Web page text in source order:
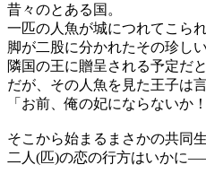
昔々のとある国。
一匹の人魚が城につれてこられ
脚が二股に分かれたその珍しい
隣国の王に贈呈される予定だ
だが、その人魚を見た王子は言
「お前、俺の妃にならないか！
そこから始まるまさかの共同生
二人(匹)の恋の行方はいかに